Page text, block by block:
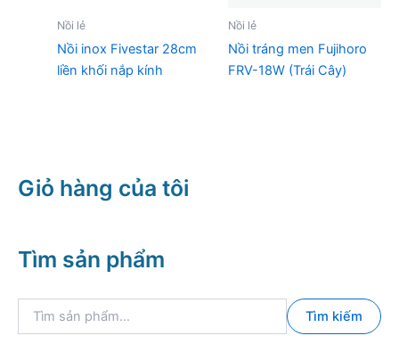
Nồi lẻ
Nồi inox Fivestar 28cm
liền khối nắp kính
Nồi lẻ
Nồi tráng men Fujihoro
FRV-18W (Trái Cây)
Giỏ hàng của tôi
Tìm sản phẩm
Tìm kiếm